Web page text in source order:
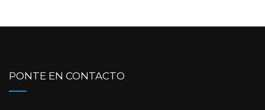
PONTE EN CONTACTO